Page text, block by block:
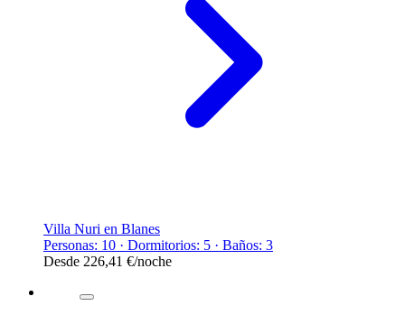
Villa Nuri en Blanes
Personas: 10 · Dormitorios: 5 · Baños: 3
Desde 226,41 €/noche